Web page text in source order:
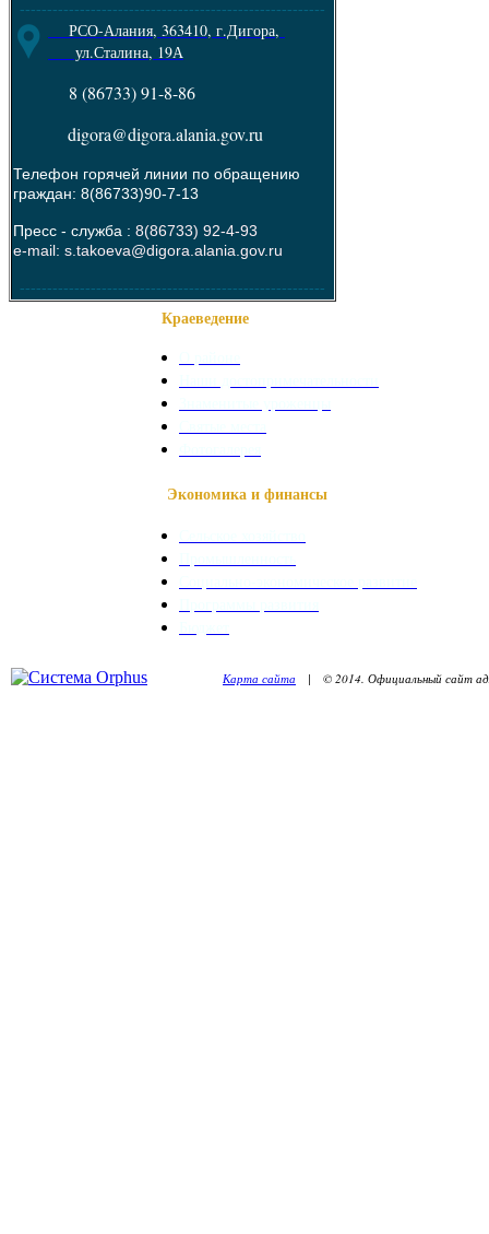
--------------------------------------------------------
РСО-Алания, 363410, г.Дигора,
ул.Сталина, 19А
8 (86733) 91-8-86
digora@digora.alania.gov.ru
Телефон горячей линии по обращению
граждан: 8(86733)90-7-13
Пресс - служба : 8(86733) 92-4-93
e-mail: s.takoeva@digora.alania.gov.ru
--------------------------------------------------------
Краеведение
Экономика и финансы
Карта сайта | © 2014. Официальный сайт